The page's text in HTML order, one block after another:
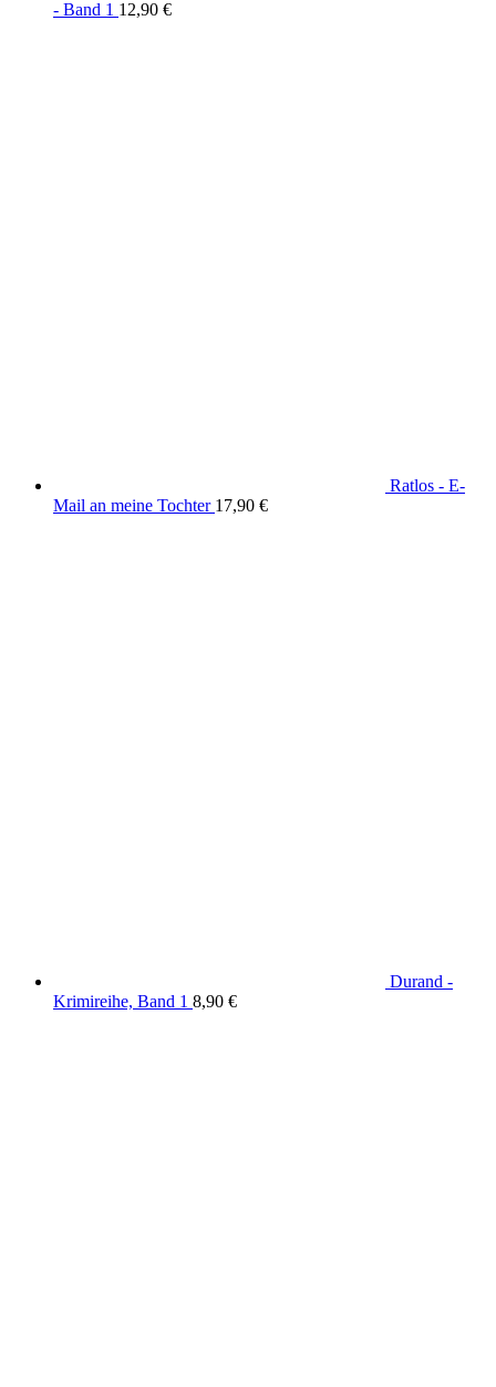
- Band 1 12,90 €
Ratlos - E-
Mail an meine Tochter 17,90 €
Durand -
Krimireihe, Band 1 8,90 €